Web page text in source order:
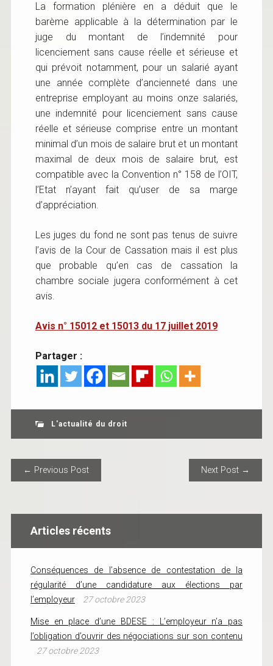
La formation plénière en a déduit que le
barème applicable à la détermination par le
juge du montant de l’indemnité pour
licenciement sans cause réelle et sérieuse et
qui prévoit notamment, pour un salarié ayant
une année complète d’ancienneté dans une
entreprise employant au moins onze salariés,
une indemnité pour licenciement sans cause
réelle et sérieuse comprise entre un montant
minimal d’un mois de salaire brut et un montant
maximal de deux mois de salaire brut, est
compatible avec la Convention n° 158 de l’OIT,
l’Etat n’ayant fait qu’user de sa marge
d’appréciation.
Les juges du fond ne sont pas tenus de suivre
l’avis de la Cour de Cassation mais il est plus
que probable qu’en cas de cassation la
chambre sociale jugera conformément à cet
avis.
Avis n° 15012 et 15013 du 17 juillet 2019
Partager :
L'actualité du droit
POST NAVIGATION
← Previous Post Next Post →
Articles récents
Conséquences de l’absence de contestation de la
régularité d’une candidature aux élections par
l’employeur
27 octobre 2023
Mise en place d’une BDESE : L’employeur n’a pas
l’obligation d’ouvrir des négociations sur son contenu
27 octobre 2023